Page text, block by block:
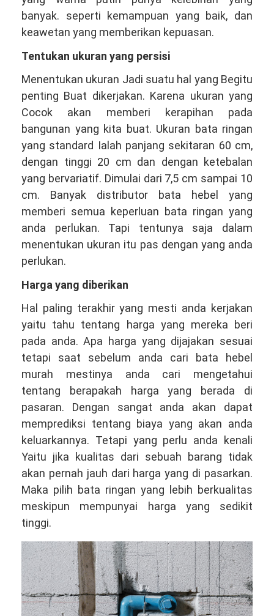
banyak. seperti kemampuan yang baik, dan
keawetan yang memberikan kepuasan.
Tentukan ukuran yang persisi
Menentukan ukuran Jadi suatu hal yang Begitu
penting Buat dikerjakan. Karena ukuran yang
Cocok akan memberi kerapihan pada
bangunan yang kita buat. Ukuran bata ringan
yang standard Ialah panjang sekitaran 60 cm,
dengan tinggi 20 cm dan dengan ketebalan
yang bervariatif. Dimulai dari 7,5 cm sampai 10
cm. Banyak distributor bata hebel yang
memberi semua keperluan bata ringan yang
anda perlukan. Tapi tentunya saja dalam
menentukan ukuran itu pas dengan yang anda
perlukan.
Harga yang diberikan
Hal paling terakhir yang mesti anda kerjakan
yaitu tahu tentang harga yang mereka beri
pada anda. Apa harga yang dijajakan sesuai
tetapi saat sebelum anda cari bata hebel
murah mestinya anda cari mengetahui
tentang berapakah harga yang berada di
pasaran. Dengan sangat anda akan dapat
memprediksi tentang biaya yang akan anda
keluarkannya. Tetapi yang perlu anda kenali
Yaitu jika kualitas dari sebuah barang tidak
akan pernah jauh dari harga yang di pasarkan.
Maka pilih bata ringan yang lebih berkualitas
meskipun mempunyai harga yang sedikit
tinggi.